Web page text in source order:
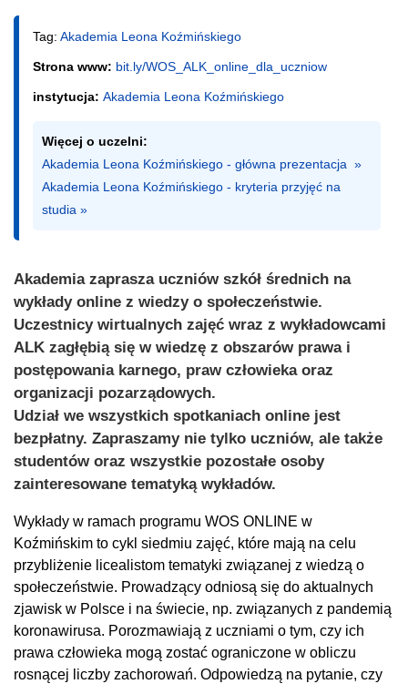
Tag: Akademia Leona Koźmińskiego
Strona www: bit.ly/WOS_ALK_online_dla_uczniow
instytucja: Akademia Leona Koźmińskiego
Więcej o uczelni:
Akademia Leona Koźmińskiego - główna prezentacja  »
Akademia Leona Koźmińskiego - kryteria przyjęć na
studia »
Akademia zaprasza uczniów szkół średnich na
wykłady online z wiedzy o społeczeństwie.
Uczestnicy wirtualnych zajęć wraz z wykładowcami
ALK zagłębią się w wiedzę z obszarów prawa i
postępowania karnego, praw człowieka oraz
organizacji pozarządowych.
Udział we wszystkich spotkaniach online jest
bezpłatny. Zapraszamy nie tylko uczniów, ale także
studentów oraz wszystkie pozostałe osoby
zainteresowane tematyką wykładów.
Wykłady w ramach programu WOS ONLINE w
Koźmińskim to cykl siedmiu zajęć, które mają na celu
przybliżenie licealistom tematyki związanej z wiedzą o
społeczeństwie. Prowadzący odniosą się do aktualnych
zjawisk w Polsce i na świecie, np. związanych z pandemią
koronawirusa. Porozmawiają z uczniami o tym, czy ich
prawa człowieka mogą zostać ograniczone w obliczu
rosnącej liczby zachorowań. Odpowiedzą na pytanie, czy